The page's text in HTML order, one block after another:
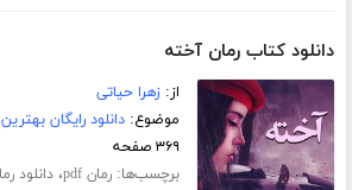
دانلود کتاب رمان آخته
از:زهرا حیاتی
موضوع:دانلود رایگان
۳۶۹ صفحه
برچسب‌ها:رمان pdf ،دانلود